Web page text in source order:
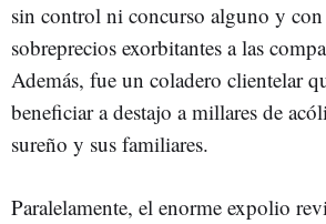
sin control ni concurso alguno y
sobreprecios exorbitantes a las
Además, fue un coladero clientelar
beneficiar a destajo a millares de
sureño y sus familiares.
Paralelamente, el enorme expolio